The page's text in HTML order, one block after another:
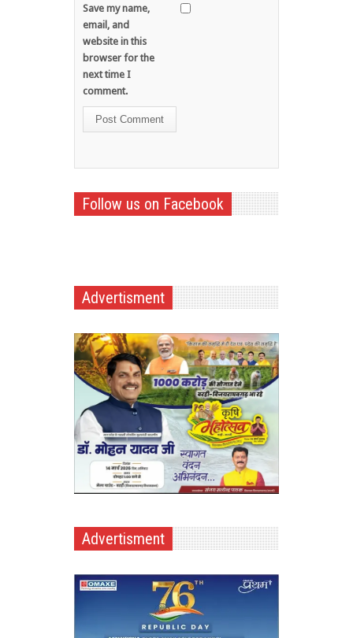
Save my name,
email, and
website in this
browser for the
next time I
comment.
Follow us on Facebook
Advertisment
Advertisment